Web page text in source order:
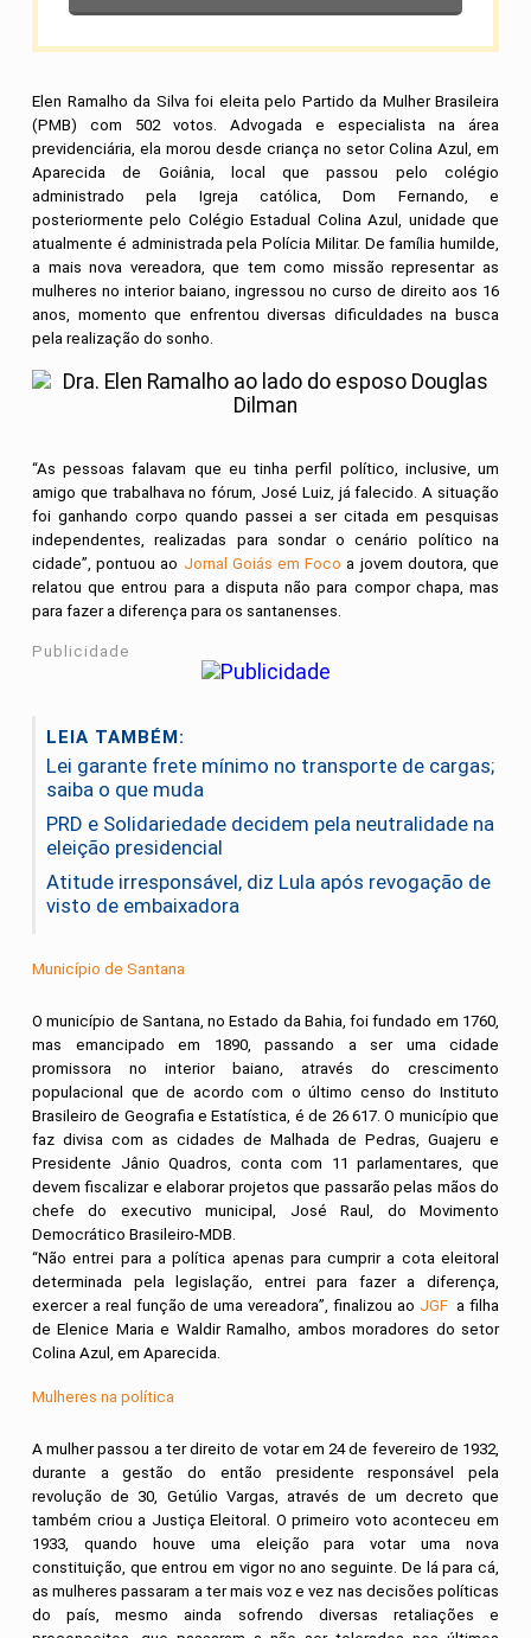
Elen Ramalho da Silva foi eleita pelo Partido da Mulher Brasileira
(PMB) com 502 votos. Advogada e especialista na área
previdenciária, ela morou desde criança no setor Colina Azul, em
Aparecida de Goiânia, local que passou pelo colégio
administrado pela Igreja católica, Dom Fernando, e
posteriormente pelo Colégio Estadual Colina Azul, unidade que
atualmente é administrada pela Polícia Militar. De família humilde,
a mais nova vereadora, que tem como missão representar as
mulheres no interior baiano, ingressou no curso de direito aos 16
anos, momento que enfrentou diversas dificuldades na busca
pela realização do sonho.
“As pessoas falavam que eu tinha perfil político, inclusive, um
amigo que trabalhava no fórum, José Luiz, já falecido. A situação
foi ganhando corpo quando passei a ser citada em pesquisas
independentes, realizadas para sondar o cenário político na
cidade”, pontuou ao Jornal Goiás em Focoa jovem doutora, que
relatou que entrou para a disputa não para compor chapa, mas
para fazer a diferença para os santanenses.
Publicidade
LEIA TAMBÉM:
Lei garante frete mínimo no transporte de cargas;
saiba o que muda
PRD e Solidariedade decidem pela neutralidade na
eleição presidencial
Atitude irresponsável, diz Lula após revogação de
visto de embaixadora
Município de Santana
O município de Santana, no Estado da Bahia, foi fundado em 1760,
mas emancipado em 1890, passando a ser uma cidade
promissora no interior baiano, através do crescimento
populacional que de acordo com o último censo do Instituto
Brasileiro de Geografia e Estatística, é de 26 617. O município que
faz divisa com as cidades de Malhada de Pedras, Guajeru e
Presidente Jânio Quadros, conta com 11 parlamentares, que
devem fiscalizar e elaborar projetos que passarão pelas mãos do
chefe do executivo municipal, José Raul, do Movimento
Democrático Brasileiro-MDB.
“Não entrei para a política apenas para cumprir a cota eleitoral
determinada pela legislação, entrei para fazer a diferença,
exercer a real função de uma vereadora”, finalizou ao JGF a filha
de Elenice Maria e Waldir Ramalho, ambos moradores do setor
Colina Azul, em Aparecida.
Mulheres na política
A mulher passou a ter direito de votar em 24 de fevereiro de 1932,
durante a gestão do então presidente responsável pela
revolução de 30, Getúlio Vargas, através de um decreto que
também criou a Justiça Eleitoral. O primeiro voto aconteceu em
1933, quando houve uma eleição para votar uma nova
constituição, que entrou em vigor no ano seguinte. De lá para cá,
as mulheres passaram a ter mais voz e vez nas decisões políticas
do país, mesmo ainda sofrendo diversas retaliações e